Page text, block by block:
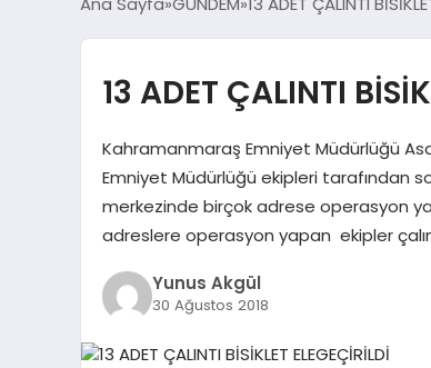
13 ADET ÇALINTI
Kahramanmaraş Emniyet Müdürlüğü
Emniyet Müdürlüğü ekipleri tarafından
merkezinde birçok adrese operasyon
adreslere operasyon yapan ekipler
Yunus Akgül
30 Ağustos 2018